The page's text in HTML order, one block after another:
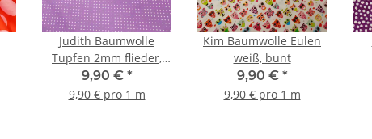
Judith Baumwolle
Tupfen 2mm flieder,
weiß
9,90 € *
9,90 € pro 1 m
Kim Baumwolle Eulen
weiß, bunt
9,90 € *
9,90 € pro 1 m